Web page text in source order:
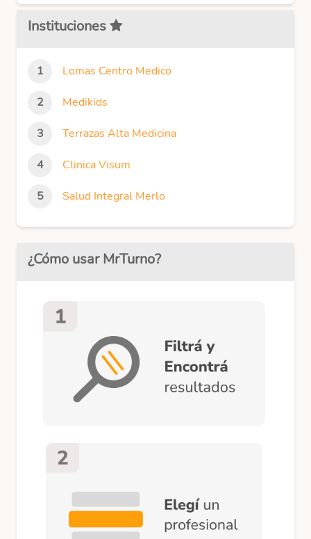
Instituciones
Lomas Centro Medico
Medikids
Terrazas Alta Medicina
Clinica Visum
Salud Integral Merlo
¿Cómo usar MrTurno?